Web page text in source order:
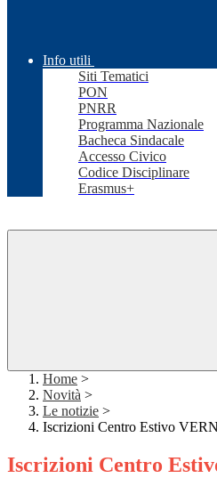
Info utili
Siti Tematici
PON
PNRR
Programma Nazionale
Bacheca Sindacale
Accesso Civico
Codice Disciplinare
Erasmus+
Home >
Novità >
Le notizie >
Iscrizioni Centro Estivo
Iscrizioni Centro